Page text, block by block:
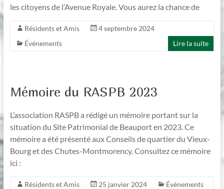
les citoyens de l’Avenue Royale. Vous aurez la chance de
Résidents et Amis
4 septembre 2024
Événements
Lire la suite
Mémoire du RASPB 2023
L’association RASPB a rédigé un mémoire portant sur la
situation du Site Patrimonial de Beauport en 2023. Ce
mémoire a été présenté aux Conseils de quartier du Vieux-
Bourg et des Chutes-Montmorency. Consultez ce mémoire
ici :
Résidents et Amis 25 janvier 2024
Événements